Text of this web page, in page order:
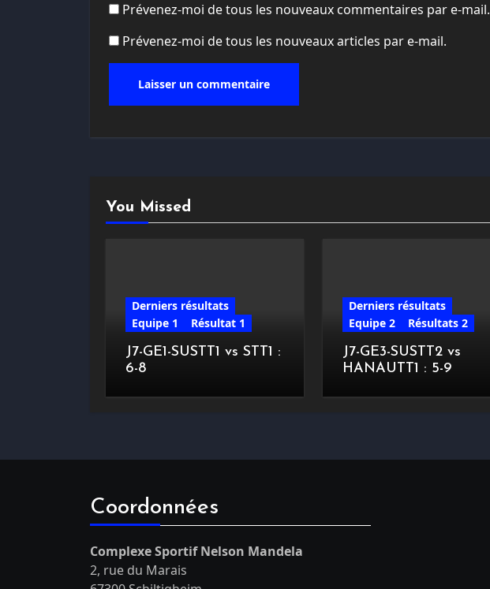
Prévenez-moi de tous les nouveaux commentaires par e-mail.
Prévenez-moi de tous les nouveaux articles par e-mail.
You Missed
Derniers résultats
Equipe 1
Résultat 1
J7-GE1-SUSTT1 vs STT1 :
6-8
Derniers résultats
Equipe 2
Résultats 2
J7-GE3-SUSTT2 vs
HANAUTT1 : 5-9
Coordonnées
Complexe Sportif Nelson Mandela
2, rue du Marais